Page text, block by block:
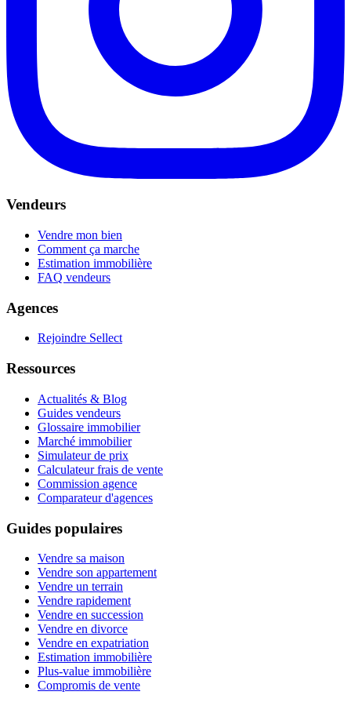
Vendeurs
Vendre mon bien
Comment ça marche
Estimation immobilière
FAQ vendeurs
Agences
Rejoindre Sellect
Ressources
Actualités & Blog
Guides vendeurs
Glossaire immobilier
Marché immobilier
Simulateur de prix
Calculateur frais de vente
Commission agence
Comparateur d'agences
Guides populaires
Vendre sa maison
Vendre son appartement
Vendre un terrain
Vendre rapidement
Vendre en succession
Vendre en divorce
Vendre en expatriation
Estimation immobilière
Plus-value immobilière
Compromis de vente